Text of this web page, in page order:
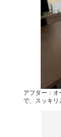
アフター：
で、スッキリ